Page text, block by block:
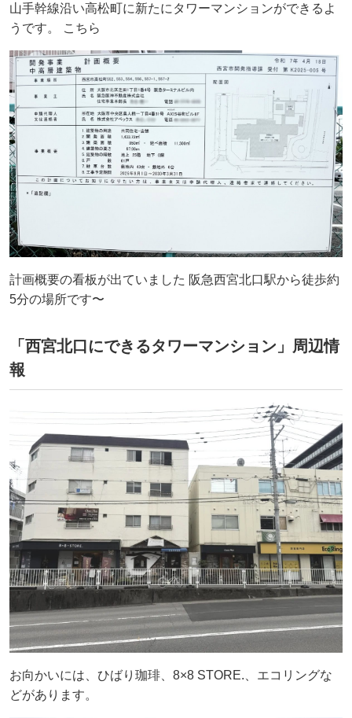
山手幹線沿い高松町に新たにタワーマンションができるよ
うです。 こちら
計画概要の看板が出ていました 阪急西宮北口駅から徒歩約
5分の場所です〜
「西宮北口にできるタワーマンション」周辺情
報
お向かいには、ひばり珈琲、8×8 STORE.、エコリングな
どがあります。